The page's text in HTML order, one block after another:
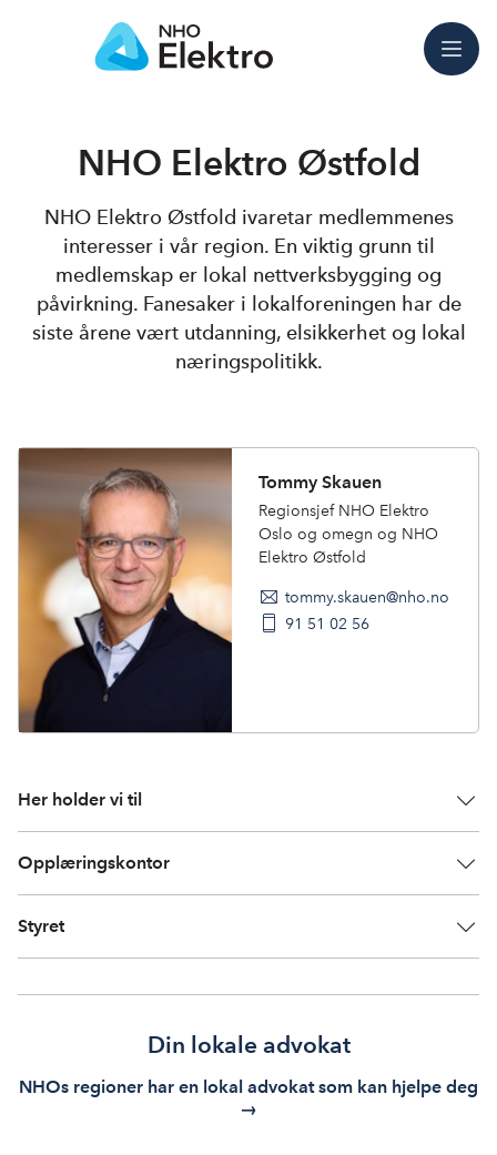
Meny
NHO Elektro Østfold
NHO Elektro Østfold ivaretar medlemmenes
interesser i vår region. En viktig grunn til
medlemskap er lokal nettverksbygging og
påvirkning. Fanesaker i lokalforeningen har de
siste årene vært utdanning, elsikkerhet og lokal
næringspolitikk.
Tommy Skauen
Regionsjef NHO Elektro
Oslo og omegn og NHO
Elektro Østfold
tommy.skauen@nho.no
91 51 02 56
Her holder vi til
Opplæringskontor
Styret
Din lokale advokat
NHOs regioner har en lokal advokat som kan hjelpe deg
→